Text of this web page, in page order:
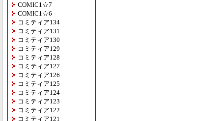
COMIC1☆7
COMIC1☆6
コミティア134
コミティア131
コミティア130
コミティア129
コミティア128
コミティア127
コミティア126
コミティア125
コミティア124
コミティア123
コミティア122
コミティア121